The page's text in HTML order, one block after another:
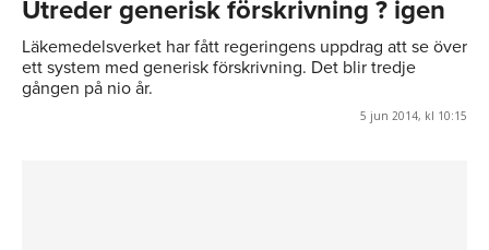
Utreder generisk förskrivning ? igen
Läkemedelsverket har fått regeringens uppdrag att se över
ett system med generisk förskrivning. Det blir tredje
gången på nio år.
5 jun 2014, kl 10:15